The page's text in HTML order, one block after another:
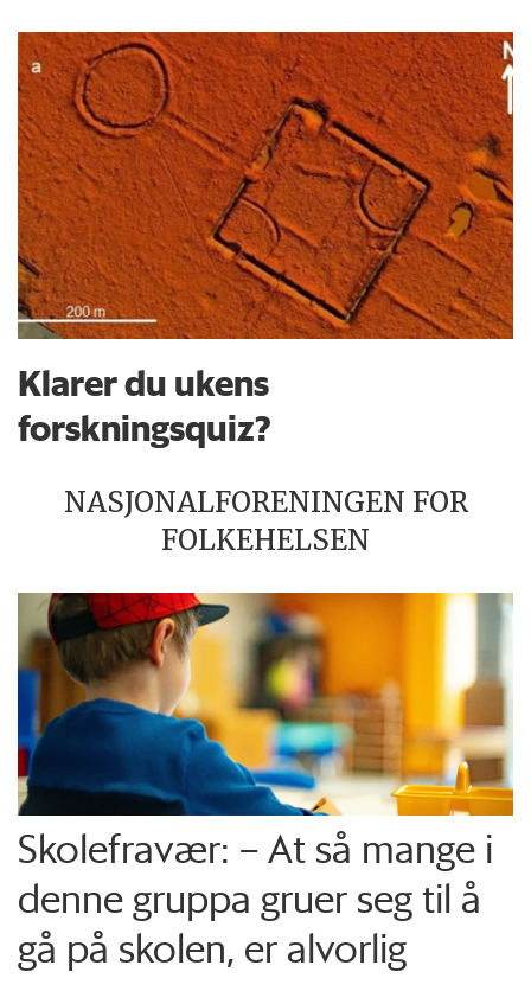
Klarer du ukens
forskningsquiz?
NASJONALFORENINGEN FOR
FOLKEHELSEN
Skolefravær: – At så mange i
denne gruppa gruer seg til å
gå på skolen, er alvorlig